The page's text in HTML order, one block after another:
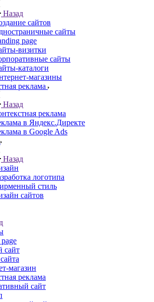
Назад
сайтов
сайты
page
визитки
сайты
каталоги
магазины
реклама
Назад
реклама
в Яндекс.Директе
в Google Ads
Назад
логотипа
стиль
сайтов
сайт
магазин
реклама
сайт